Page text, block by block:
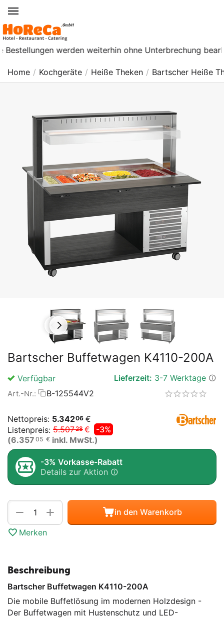
werden weiterhin ohne Unterbrechung
Home / Kochgeräte / Heiße Theken / Bartscher Heiße
Bartscher Buffetwagen K4110-200A
Verfügbar Lieferzeit: 3-7 Werktage
Art.-Nr.: B-125544V2
Nettopreis: 5.34206 €
Listenpreis: 5.50728 €
-3%
(6.357 05 € inkl. MwSt.)
-3% Vorkasse-Rabatt
Details zur Aktion
Menge
+
− in den Warenkorb
Merken
Beschreibung
Bartscher Buffetwagen K4110-200A
Die mobile Buffetlösung im modernen Holzdesign -
Der Buffetwagen mit Hustenschutz und LED-